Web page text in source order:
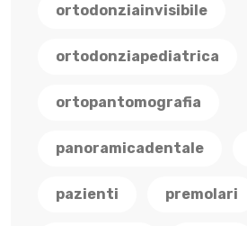
ortodonziainvisibile
ortodonziapediatrica
ortopantomografia
panoramicadentale
pazienti premolari